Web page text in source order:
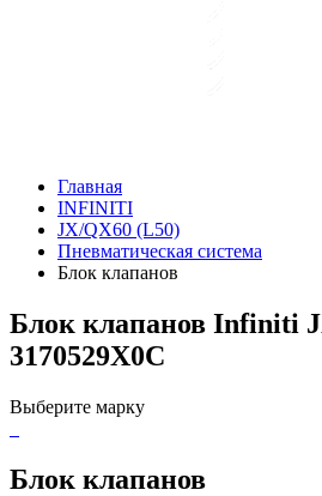
Главная
INFINITI
JX/QX60 (L50)
Пневматическая система
Блок клапанов
Блок клапанов Infiniti
3170529X0C
Выберите марку
Блок клапанов